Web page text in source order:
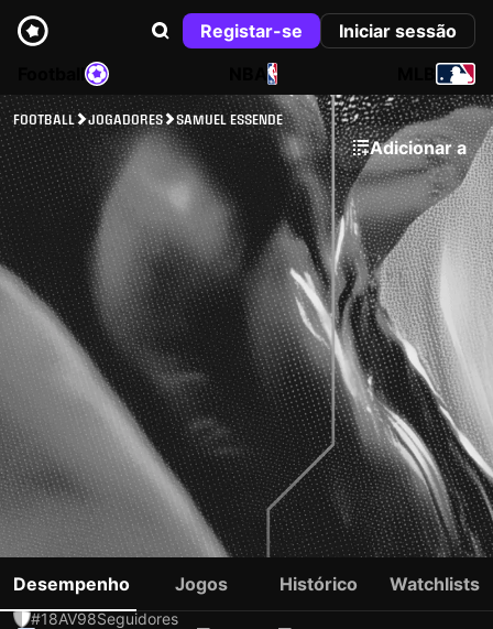
Registar-se
Iniciar sessão
NBA
FOOTBALL JOGADORES SAMUEL ESSENDE
Adicionar a
SAMUEL ESSENDE
#18AV98Seguidores
Desempenho Jogos Histórico Watchlists